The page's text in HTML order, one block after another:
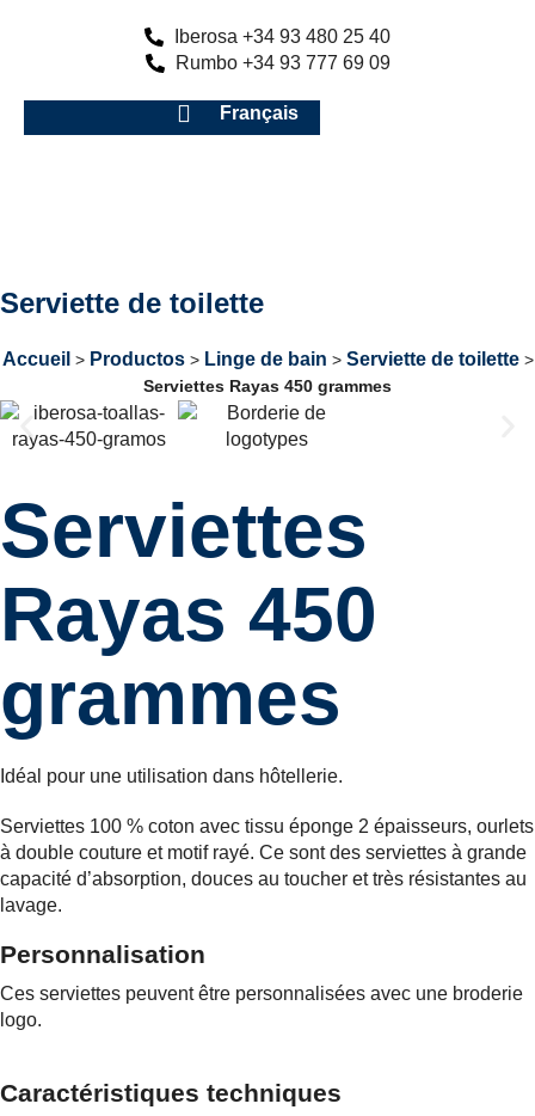
Iberosa +34 93 480 25 40
Rumbo +34 93 777 69 09
Français
Serviette de toilette
Accueil > Productos> Linge de bain > Serviette de toilette>
Serviettes Rayas 450 grammes
Serviettes
Rayas 450
grammes
Idéal pour une utilisation dans hôtellerie.
Serviettes 100 % coton avec tissu éponge 2 épaisseurs, ourlets
à double couture et motif rayé. Ce sont des serviettes à grande
capacité d’absorption, douces au toucher et très résistantes au
lavage.
Personnalisation
Ces serviettes peuvent être personnalisées avec une broderie
logo.
Caractéristiques techniques